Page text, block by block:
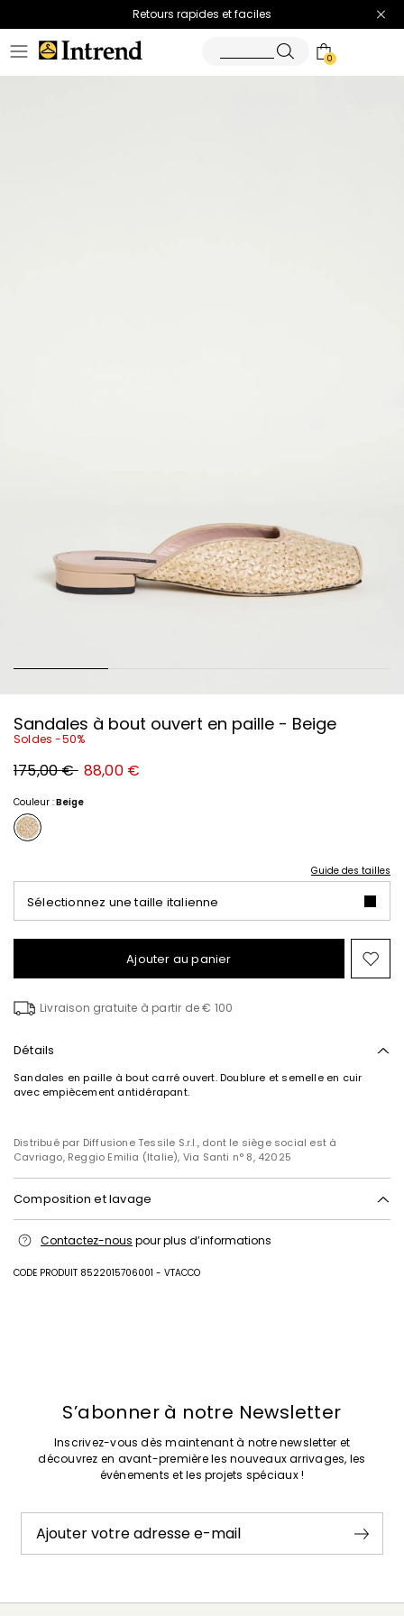
Retours rapides et faciles
0
Sandales à bout ouvert en paille - Beige
Soldes -50%
Prix
original
€
175,00 € Nouveau
prix
€
88,00 €
Couleur :Beige
Guide des tailles
Sélectionnez une taille italienne
Ajouter au panier
Livraison gratuite à partir de € 100
Détails
Sandales en paille à bout carré ouvert. Doublure et semelle en cuir
avec empiècement antidérapant.
Distribué par Diffusione Tessile S.r.l., dont le siège social est à
Cavriago, Reggio Emilia (Italie), Via Santi n° 8, 42025
Composition et lavage
caractéristiques environnementales
Contactez-nous pour plus d’informations
CODE PRODUIT 8522015706001 - VTACCO
S’abonner à notre Newsletter
Inscrivez-vous dès maintenant à notre newsletter et
découvrez en avant-première les nouveaux arrivages, les
événements et les projets spéciaux !
Ajouter votre adresse e-mail